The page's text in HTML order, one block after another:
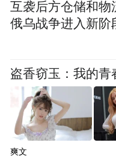
互袭后方仓储和物
俄乌战争进入新阶
盗香窃玉：我的青
爽文